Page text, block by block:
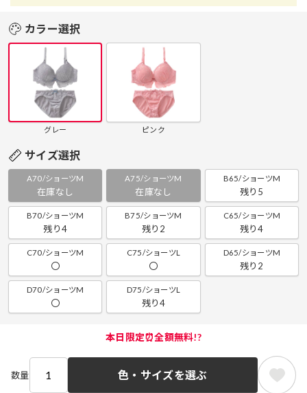
カラー選択
グレー ピンク
サイズ選択
A70/ショーツM
在庫なし
A75/ショーツM
在庫なし
B65/ショーツM
残り5
B70/ショーツM
残り4
B75/ショーツM
残り2
C65/ショーツM
残り4
C70/ショーツM
〇
C75/ショーツL
〇
D65/ショーツM
残り2
D70/ショーツM
〇
D75/ショーツL
残り4
本日限定⏰全額無料!?
数量 色・サイズを選ぶ